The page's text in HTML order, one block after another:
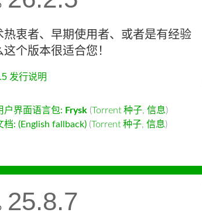
热衷者、早期使用者、或者是有经验
个版本很适合您！
发行说明
户界面语言包: Frysk (Torrent 种子, 信息)
档: (English fallback) (Torrent 种子, 信息)
25.8.7